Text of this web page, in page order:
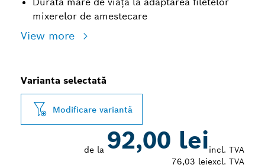
mixerelor de amestecare
View more
Varianta selectată
Modificare variantă
de la 92,00 leiincl. TVA
76,03 leiexcl. TVA